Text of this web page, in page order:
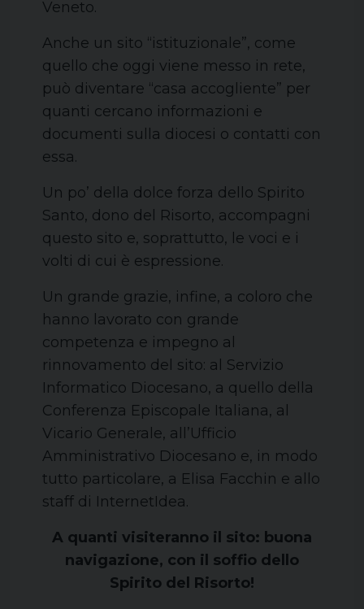
Veneto.
Anche un sito “istituzionale”, come
quello che oggi viene messo in rete,
può diventare “casa accogliente” per
quanti cercano informazioni e
documenti sulla diocesi o contatti con
essa.
Un po’ della dolce forza dello Spirito
Santo, dono del Risorto, accompagni
questo sito e, soprattutto, le voci e i
volti di cui è espressione.
Un grande grazie, infine, a coloro che
hanno lavorato con grande
competenza e impegno al
rinnovamento del sito: al Servizio
Informatico Diocesano, a quello della
Conferenza Episcopale Italiana, al
Vicario Generale, all’Ufficio
Amministrativo Diocesano e, in modo
tutto particolare, a Elisa Facchin e allo
staff di InternetIdea.
A quanti visiteranno il sito: buona
navigazione, con il soffio dello
Spirito del Risorto!